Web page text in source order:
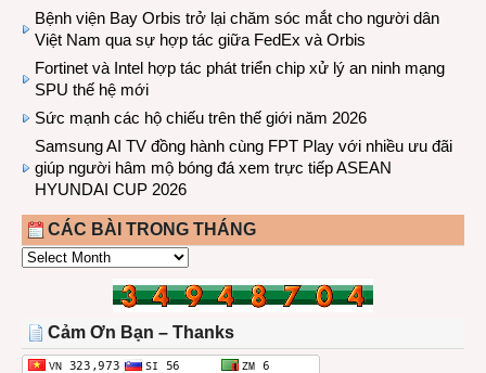
Bệnh viện Bay Orbis trở lại chăm sóc mắt cho người dân
Việt Nam qua sự hợp tác giữa FedEx và Orbis
Fortinet và Intel hợp tác phát triển chip xử lý an ninh mạng
SPU thế hệ mới
Sức mạnh các hộ chiếu trên thế giới năm 2026
Samsung AI TV đồng hành cùng FPT Play với nhiều ưu đãi
giúp người hâm mộ bóng đá xem trực tiếp ASEAN
HYUNDAI CUP 2026
CÁC BÀI TRONG THÁNG
CÁC
THÁNG
Cảm Ơn Bạn – Thanks